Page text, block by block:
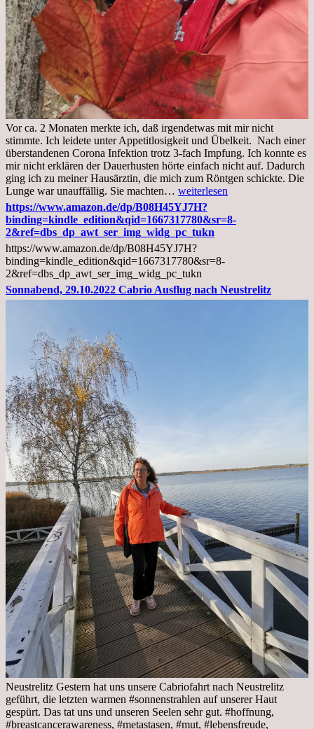
Vor ca. 2 Monaten merkte ich, daß irgendetwas mit mir nicht
stimmte. Ich leidete unter Appetitlosigkeit und Übelkeit. Nach einer
überstandenen Corona Infektion trotz 3-fach Impfung. Ich konnte es
mir nicht erklären der Dauerhusten hörte einfach nicht auf. Dadurch
ging ich zu meiner Hausärztin, die mich zum Röntgen schickte. Die
Lunge war unauffällig. Sie machten… Mittwoch,
02.11.2022,
Arztgespräch
und
Diagnose
Lebermetastasen
weiterlesen
https://www.amazon.de/dp/B08H45YJ7H?
binding=kindle_edition&qid=1667317780&sr=8-
2&ref=dbs_dp_awt_ser_img_widg_pc_tukn
https://www.amazon.de/dp/B08H45YJ7H?
binding=kindle_edition&qid=1667317780&sr=8-
2&ref=dbs_dp_awt_ser_img_widg_pc_tukn
Sonnabend, 29.10.2022 Cabrio Ausflug nach Neustrelitz
Neustrelitz Gestern hat uns unsere Cabriofahrt nach Neustrelitz
geführt, die letzten warmen #sonnenstrahlen auf unserer Haut
gespürt. Das tat uns und unseren Seelen sehr gut. #hoffnung,
#breastcancerawareness, #metastasen, #mut, #lebensfreude,